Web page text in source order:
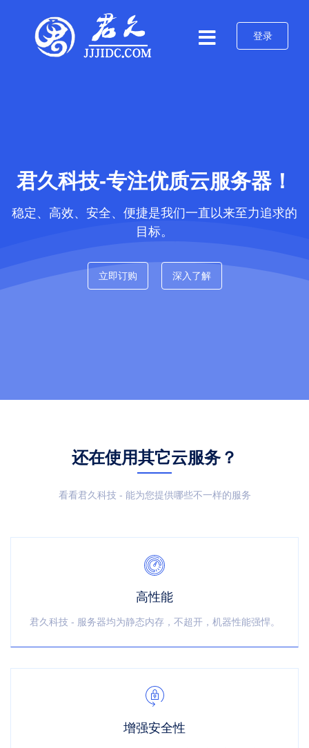
登录
君久科技-专注优质云服务器！
稳定、高效、安全、便捷是我们一直以来至力追求的
目标。
立即订购 深入了解
还在使用其它云服务？
看看君久科技 - 能为您提供哪些不一样的服务
高性能
君久科技 - 服务器均为静态内存，不超开，机器性能强悍。
增强安全性